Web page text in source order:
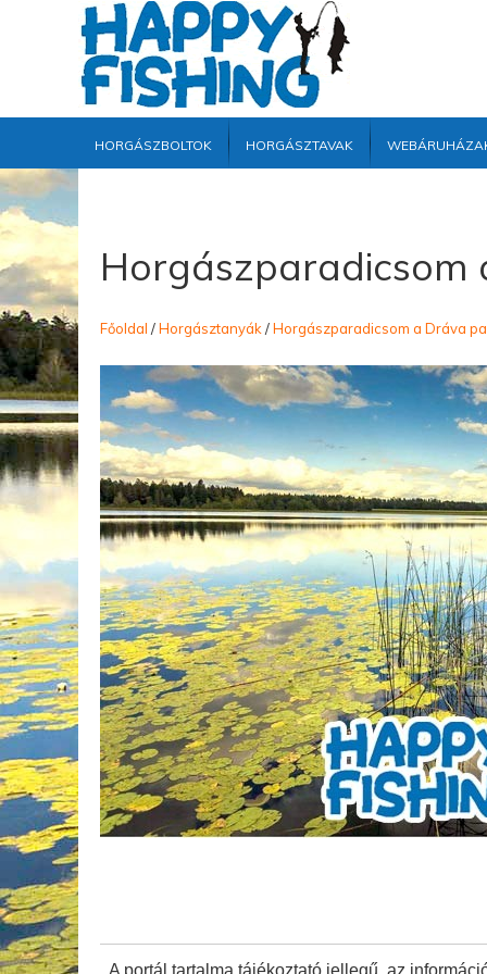
Horgászboltok Horgásztavak
Főoldal /Horgásztanyák /Horgászparadicsom a Dráva
A portál tartalma tájékoztató jellegű, az